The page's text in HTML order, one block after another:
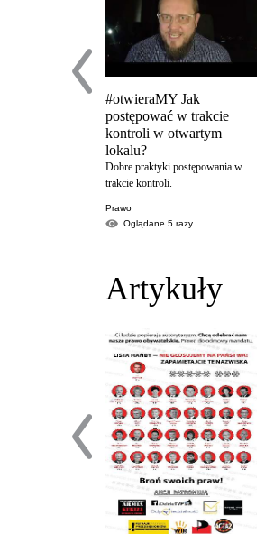
#otwieraMY Jak
postępować w trakcie
kontroli w otwartym
lokalu?
Dobre praktyki postępowania w
trakcie kontroli.
Prawo
Oglądane 5 razy
Artykuły